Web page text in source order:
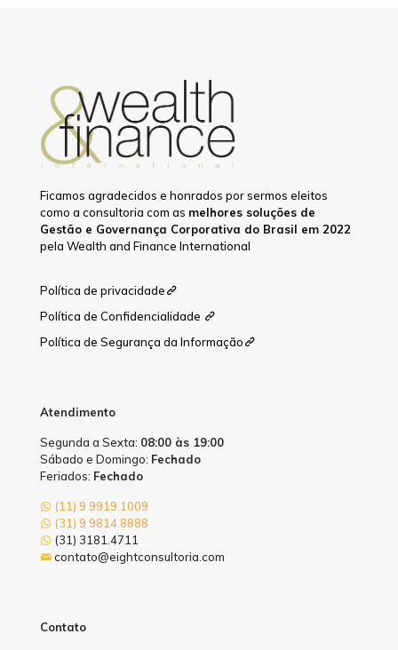
Ficamos agradecidos e honrados por sermos eleitos
como a consultoria com as melhores soluções de
Gestão e Governança Corporativa do Brasil em 2022
pela Wealth and Finance International
Política de privacidade
Política de Confidencialidade
Política de Segurança da Informação
Atendimento
Segunda a Sexta: 08:00 às 19:00
Sábado e Domingo: Fechado
Feriados: Fechado
(11) 9 9919.1009
(31) 9 9814.8888
(31) 3181.4711
contato@eightconsultoria.com
Contato